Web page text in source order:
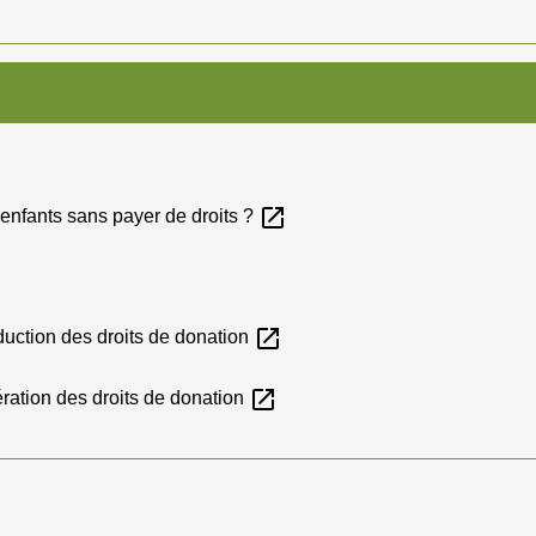
sans payer de droits ? open_in_new
des droits de donation open_in_new
des droits de donation open_in_new